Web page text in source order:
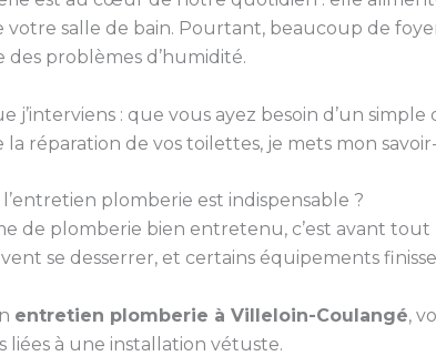
votre salle de bain. Pourtant, beaucoup de
des problèmes d’humidité.
j’interviens : que vous ayez besoin d’un
la réparation de vos toilettes, je mets mon
plomberie est indispensable ?
de plomberie bien entretenu, c’est avant
se desserrer, et certains équipements
entretien plomberie à Villeloin-Coulangé,
liées à une installation vétuste.